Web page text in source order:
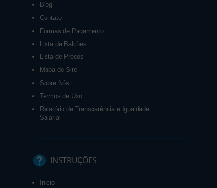
Blog
Contato
Formas de Pagamento
Lista de Balcões
Lista de Preços
Mapa do Site
Sobre Nós
Termos de Uso
Relatório de Transparência e Igualdade
Salarial
INSTRUÇÕES
Inicio